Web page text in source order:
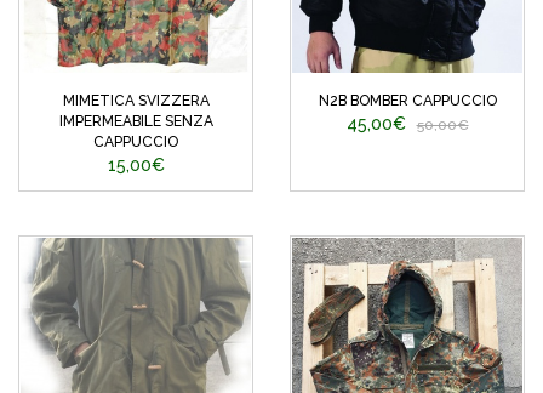
MIMETICA SVIZZERA
IMPERMEABILE SENZA
CAPPUCCIO
15,00€
N2B BOMBER CAPPUCCIO
45,00€ 50,00€